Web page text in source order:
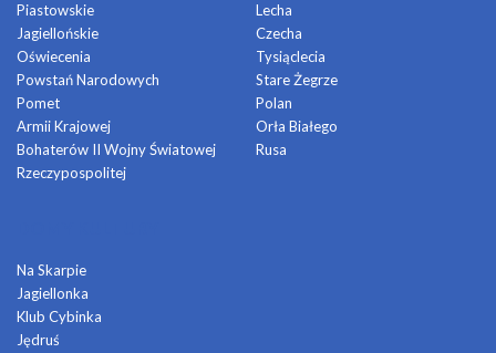
Piastowskie
Jagiellońskie
Oświecenia
Powstań Narodowych
Pomet
Armii Krajowej
Bohaterów II Wojny Światowej
Rzeczypospolitej
Lecha
Czecha
Tysiąclecia
Stare Żegrze
Polan
Orła Białego
Rusa
Na Skarpie
Jagiellonka
Klub Cybinka
Jędruś